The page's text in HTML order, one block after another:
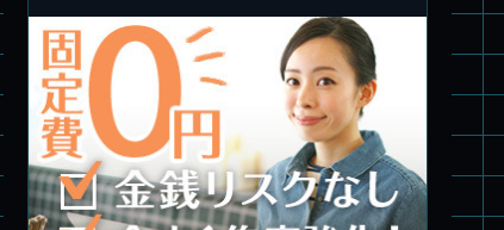
旧キット製作★アオシマ ロボダッチ モビルタマゴロー